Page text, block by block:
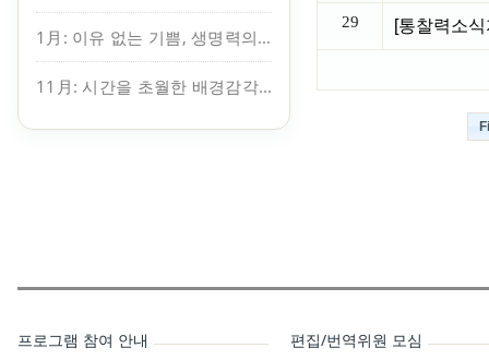
1月: 이유 없는 기쁨, 생명력의 원천
11月: 시간을 초월한 배경감각, 지복
29 [통찰력소
프로그램 참여 안내 편집/번역위원 모심